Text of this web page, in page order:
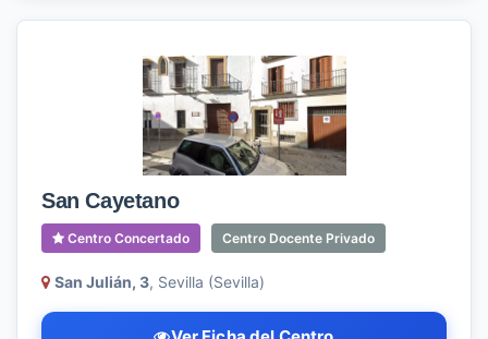
San Cayetano
Centro Concertado Centro Docente Privado
San Julián, 3, Sevilla (Sevilla)